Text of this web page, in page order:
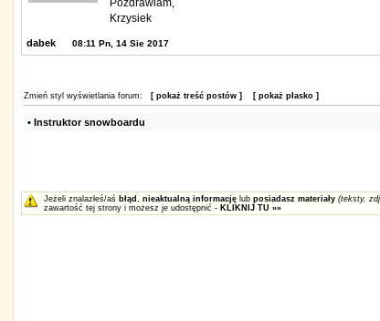
Pozdrawiam,
Krzysiek
dabek 08:11 Pn, 14 Sie 2017
Zmień styl wyświetlania forum: [ pokaż treść postów ] [ pokaż płasko ]
• Instruktor snowboardu
Jeżeli znalazłeś/aś błąd , nieaktualną informacjęlub posiadasz materiały (teksty,
zawartość tej strony i możesz je udostępnić - KLIKNIJ TU »»